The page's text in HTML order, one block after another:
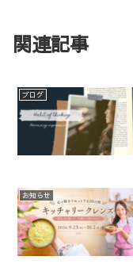
関連記事
ブログ
お知らせ